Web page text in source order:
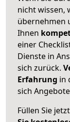
nicht wissen,
übernehmen
Ihnen
einer
Dienste in
sich zurück.
Erfahrung in
sich
Füllen Sie